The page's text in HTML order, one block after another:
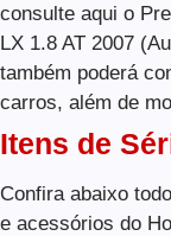
consulte aqui o
LX 1.8 AT 2007
também poderá
carros, além de
Itens de
Confira abaixo
e acessórios do